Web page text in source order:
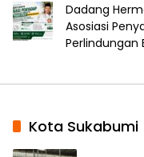
Dadang
Asosiasi
Perlindungan
Kota Sukabumi